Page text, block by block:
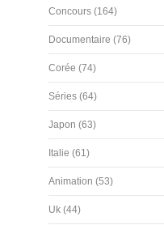
Concours (164)
Documentaire (76)
Corée (74)
Séries (64)
Japon (63)
Italie (61)
Animation (53)
Uk (44)